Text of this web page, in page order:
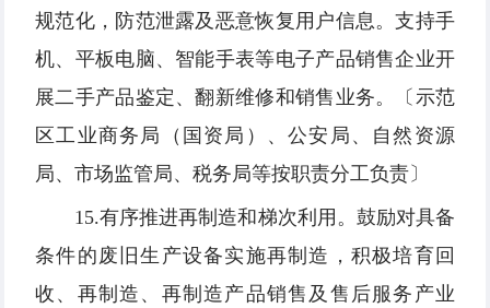
规范化，防范泄露及恶意恢复用户信息。支持手
机、平板电脑、智能手表等电子产品销售企业开
展二手产品鉴定、翻新维修和销售业务。〔示范
区工业商务局（国资局）、公安局、自然资源
局、市场监管局、税务局等按职责分工负责〕
15.有序推进再制造和梯次利用。鼓励对具备
条件的废旧生产设备实施再制造，积极培育回
收、再制造、再制造产品销售及售后服务产业